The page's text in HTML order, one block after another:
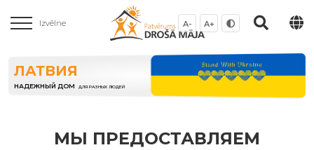
Izvēlne A- A+
ЛАТВИЯ
НАДЕЖНЫЙ ДОМ ДЛЯ РАЗНЫХ ЛЮДЕЙ
МЫ ПРЕДОСТАВЛЯЕМ